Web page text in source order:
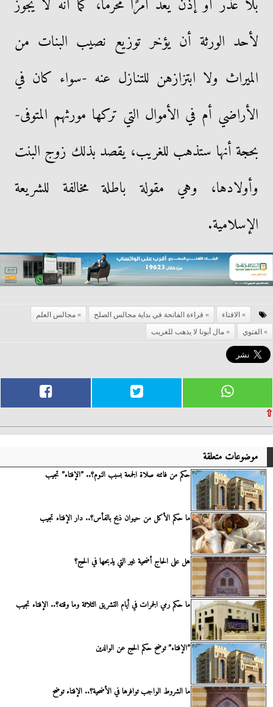
بلا عذر أو إذن يُعدُّ أمرًا محرَّمًا، كما أنه لا يجوز
لأحد الورثة أن يؤخر توزيع نصيب البنات من
الميراث ولا ابتزازهن للتنازل عنه -سواء كان في
الأراضي أم في الأموال التي تركها مورثهم المتوفى-
بحجة أنها ستذهب للغريب، يقصد بذلك زوج البنت
وأولادها، وهي مقولة باطلة مخالفة للشريعة
الإسلامية.
الافتاء قراءة الفاتحة في بداية مجالس الصلح
مجالس العلم
الفتوي
مال أبونا لا يذهب للغريب
⇧
موضوعات متعلقة
حكم من فاتته صلاة الجمعة بسبب النوم؟.. ”الإفتاء” تجيب
ما حكم الأكل من حيوان ذبح بالفأس؟.. دار الإفتاء تجيب
هل على الحاج أضحية غير التي يذبحها في الحج؟
ما حكم رمي الجمرات في أيام التشريق الثلاثة وما وقته؟.. الإفتاء تجيب
”الإفتاء” توضح حكم الحج عن الوالدين
ما الشروط الواجب توافرها في الأضحية؟.. الإفتاء توضح